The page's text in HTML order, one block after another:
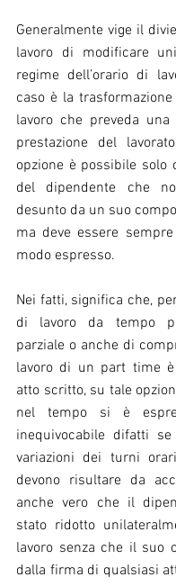
Generalmente vige il
lavoro di modificare
regime dell’orario di
caso è la
lavoro che preveda
prestazione del
opzione è possibile solo
del dipendente che
desunto da un suo
ma deve essere
modo espresso.
Nei fatti, significa che,
di lavoro da tempo
parziale o anche di
lavoro di un part time
atto scritto, su tale
nel tempo si è
inequivocabile difatti
variazioni dei turni
devono risultare da
anche vero che il
stato ridotto
lavoro senza che il suo
dalla firma di qualsiasi